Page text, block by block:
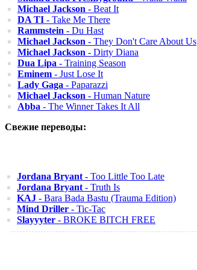
Michael Jackson - Beat It
DA TI - Take Me There
Rammstein - Du Hast
Michael Jackson - They Don't Care About Us
Michael Jackson - Dirty Diana
Dua Lipa - Training Season
Eminem - Just Lose It
Lady Gaga - Paparazzi
Michael Jackson - Human Nature
Abba - The Winner Takes It All
Свежие переводы:
Jordana Bryant - Too Little Too Late
Jordana Bryant - Truth Is
KAJ - Bara Bada Bastu (Trauma Edition)
Mind Driller - Tic-Tac
Slayyyter - BROKE BITCH FREE